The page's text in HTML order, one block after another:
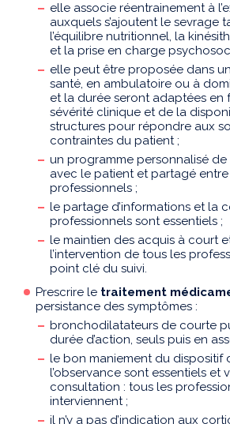
elle associe réentrainement à
auxquels s’ajoutent le sevrage
l’équilibre nutritionnel, la
et la prise en charge
elle peut être proposée dans
santé, en ambulatoire ou à
et la durée seront adaptées en
sévérité clinique et de la
structures pour répondre aux
contraintes du patient ;
un programme personnalisé de
avec le patient et partagé entre
professionnels ;
le partage d’informations et la
professionnels sont essentiels ;
le maintien des acquis à court
l’intervention de tous les
point clé du suivi.
Prescrire le traitement
persistance des symptômes :
bronchodilatateurs de courte
durée d’action, seuls puis en
le bon maniement du dispositif
l’observance sont essentiels et
consultation : tous les
interviennent ;
il n’y a pas d’indication aux